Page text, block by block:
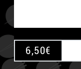
6,50€